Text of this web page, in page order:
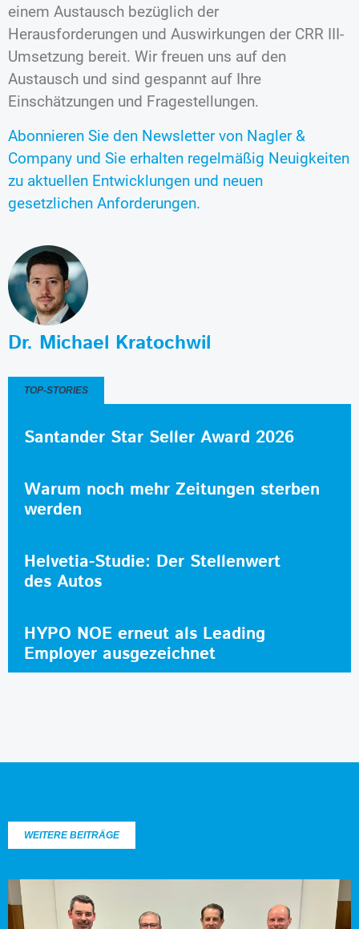
einem Austausch bezüglich der
Herausforderungen und Auswirkungen der CRR III-
Umsetzung bereit. Wir freuen uns auf den
Austausch und sind gespannt auf Ihre
Einschätzungen und Fragestellungen.
Abonnieren Sie den Newsletter von Nagler &
Company und Sie erhalten regelmäßig Neuigkeiten
zu aktuellen Entwicklungen und neuen
gesetzlichen Anforderungen.
Dr. Michael Kratochwil
TOP-STORIES
Santander Star Seller Award 2026
Warum noch mehr Zeitungen sterben
werden
Helvetia-Studie: Der Stellenwert
des Autos
HYPO NOE erneut als Leading
Employer ausgezeichnet
WEITERE BEITRÄGE